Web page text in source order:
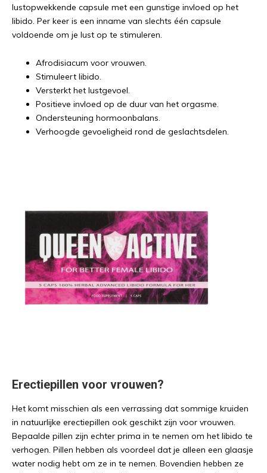
lustopwekkende capsule met een gunstige invloed op het
libido. Per keer is een inname van slechts één capsule
voldoende om je lust op te stimuleren.
Afrodisiacum voor vrouwen.
Stimuleert libido.
Versterkt het lustgevoel.
Positieve invloed op de duur van het orgasme.
Ondersteuning hormoonbalans.
Verhoogde gevoeligheid rond de geslachtsdelen.
Erectiepillen voor vrouwen?
Het komt misschien als een verrassing dat sommige kruiden
in natuurlijke erectiepillen ook geschikt zijn voor vrouwen.
Bepaalde pillen zijn echter prima in te nemen om het libido te
verhogen. Pillen hebben als voordeel dat je alleen een glaasje
water nodig hebt om ze in te nemen. Bovendien hebben ze